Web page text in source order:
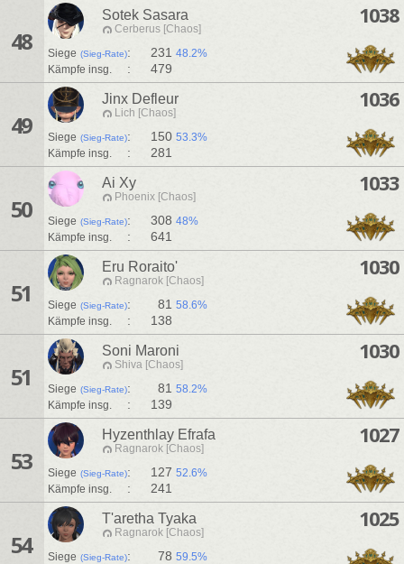
48
Sotek Sasara
Cerberus [Chaos]
Siege (Sieg-Rate): 231 48.2%
Kämpfe insg.
: 479
1038
49
Jinx Defleur
Lich [Chaos]
Siege (Sieg-Rate): 150 53.3%
Kämpfe insg.
: 281
1036
50
Ai Xy
Phoenix [Chaos]
Siege (Sieg-Rate): 308 48%
Kämpfe insg.
: 641
1033
51
Eru Roraito'
Ragnarok [Chaos]
Siege (Sieg-Rate): 81 58.6%
Kämpfe insg.
: 138
1030
51
Soni Maroni
Shiva [Chaos]
Siege (Sieg-Rate): 81 58.2%
Kämpfe insg.
: 139
1030
53
Hyzenthlay Efrafa
Ragnarok [Chaos]
Siege (Sieg-Rate): 127 52.6%
Kämpfe insg.
: 241
1027
54
T'aretha Tyaka
Ragnarok [Chaos]
Siege (Sieg-Rate): 78 59.5%
1025